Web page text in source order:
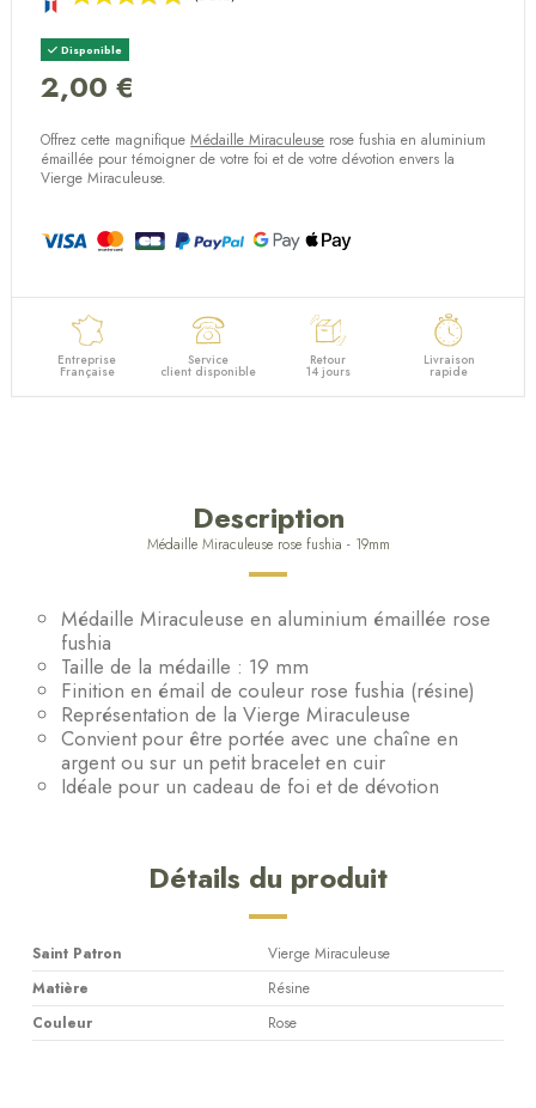
(3 avis)
Disponible
2,00 €
Offrez cette magnifiqueMédaille Miraculeuse rose fushiaen aluminium
émaillée pour témoigner de votre foi et de votre dévotion envers la
Vierge Miraculeuse.
Entreprise
Française
Service
client disponible
Retour
14 jours
Livraison
rapide
Description
Médaille Miraculeuse rose fushia - 19mm
Médaille Miraculeuse en aluminium émaillée rose
fushia
Taille de la médaille : 19 mm
Finition en émail de couleur rose fushia (résine)
Représentation de la Vierge Miraculeuse
Convient pour être portée avec une chaîne en
argent ou sur un petit bracelet en cuir
Idéale pour un cadeau de foi et de dévotion
Détails du produit
Saint Patron
Vierge Miraculeuse
Matière
Résine
Couleur
Rose